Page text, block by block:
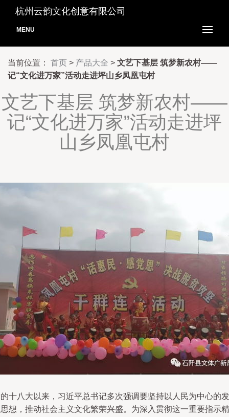
杭州云韵文化创意有限公司
MENU
当前位置： 首页 > 产品大全 > 文艺下基层 筑梦新农村——
记“文化进万家”活动走进坪山乡凤凰屯村
文艺下基层 筑梦新农村——
记“文化进万家”活动走进坪
山乡凤凰屯村
十八大以来，习近平总书记多次强调要坚持以人民为中心的发
想，推动社会主义文化繁荣兴盛。为深入贯彻这一重要指示精